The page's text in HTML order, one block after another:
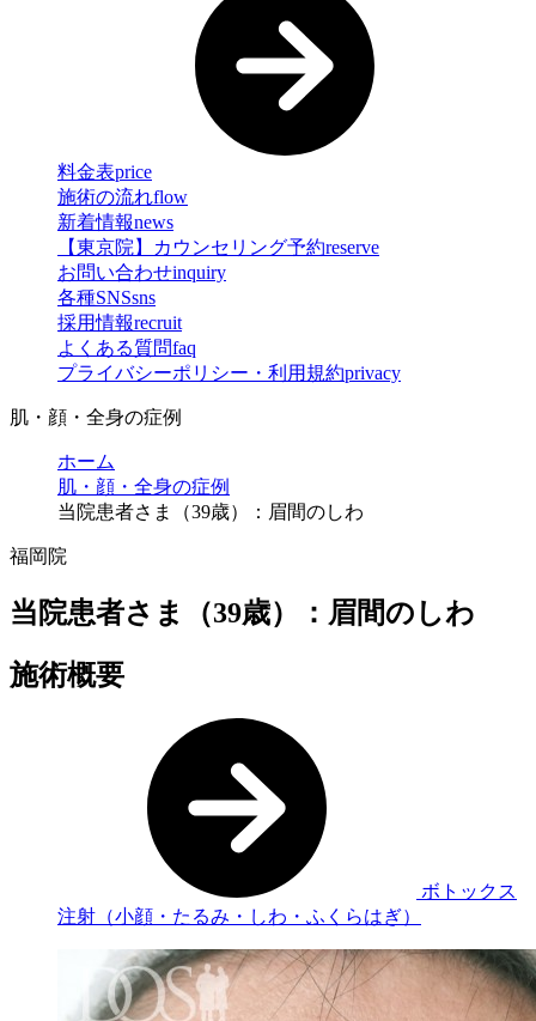
料金表price
施術の流れflow
新着情報news
【東京院】カウンセリング予約reserve
お問い合わせinquiry
各種SNSsns
採用情報recruit
よくある質問faq
プライバシーポリシー・利用規約privacy
肌・顔・全身の症例
ホーム
肌・顔・全身の症例
当院患者さま（39歳）：眉間のしわ
福岡院
当院患者さま（39歳）：眉間のしわ
施術概要
ボトックス
注射（小顔・たるみ・しわ・ふくらはぎ）